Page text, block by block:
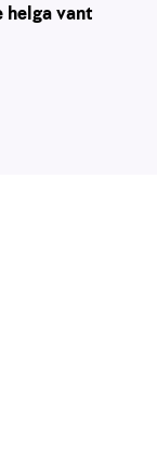
helga vant